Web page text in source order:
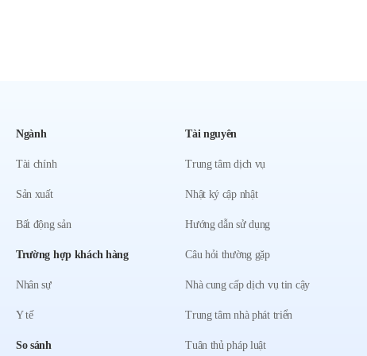
Ngành
Tài chính
Sản xuất
Bất động sản
Trường hợp khách hàng
Nhân sự
Y tế
So sánh
Tài nguyên
Trung tâm dịch vụ
Nhật ký cập nhật
Hướng dẫn sử dụng
Câu hỏi thường gặp
Nhà cung cấp dịch vụ tin cậy
Trung tâm nhà phát triển
Tuân thủ pháp luật